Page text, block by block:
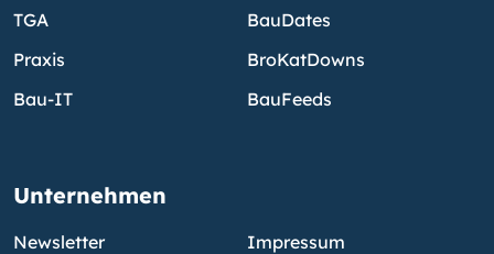
TGA
Praxis
Bau-IT
BauDates
BroKatDowns
BauFeeds
Unternehmen
Newsletter
Impressum